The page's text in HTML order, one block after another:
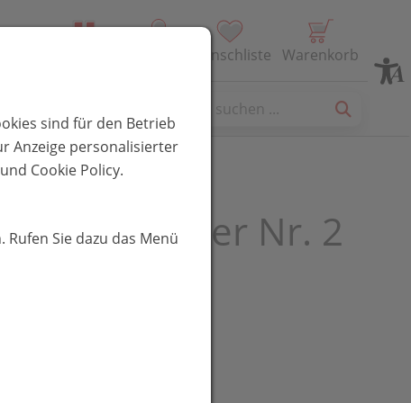
Wunschliste Warenkorb
Salz Adler Nr. 2
sind für den Betrieb
Anzeige personalisierter
Cookie Policy.
Sie dazu das Menü